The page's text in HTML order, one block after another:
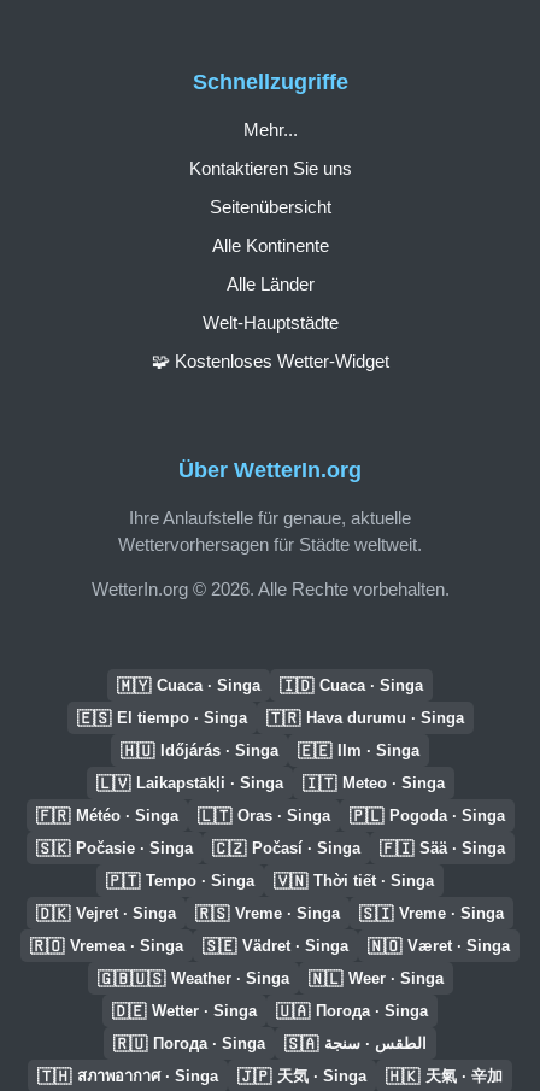
Über WetterIn.org
Ihre Anlaufstelle für genaue, aktuelle
Wettervorhersagen für Städte weltweit.
WetterIn.org © 2026. Alle Rechte vorbehalten.
Schnellzugriffe
Mehr...
Kontaktieren Sie uns
Seitenübersicht
Alle Kontinente
Alle Länder
Welt-Hauptstädte
🧩 Kostenloses Wetter-Widget
🇲🇾 Cuaca · Singa 🇮🇩 Cuaca · Singa
🇪🇸 El tiempo · Singa 🇹🇷 Hava durumu · Singa
🇭🇺 Időjárás · Singa 🇪🇪 Ilm · Singa
🇱🇻 Laikapstākļi · Singa 🇮🇹 Meteo · Singa
🇫🇷 Météo · Singa 🇱🇹 Oras · Singa 🇵🇱 Pogoda · Singa
🇸🇰 Počasie · Singa 🇨🇿 Počasí · Singa 🇫🇮 Sää · Singa
🇵🇹 Tempo · Singa 🇻🇳 Thời tiết · Singa
🇩🇰 Vejret · Singa 🇷🇸 Vreme · Singa 🇸🇮 Vreme · Singa
🇷🇴 Vremea · Singa 🇸🇪 Vädret · Singa 🇳🇴 Været · Singa
🇬🇧🇺🇸 Weather · Singa 🇳🇱 Weer · Singa
🇩🇪 Wetter · Singa 🇺🇦 Погода · Singa
🇷🇺 Погода · Singa 🇸🇦 الطقس · سنجة
🇹🇭 สภาพอากาศ · Singa 🇯🇵 天気 · Singa 🇭🇰 天氣 · 辛加